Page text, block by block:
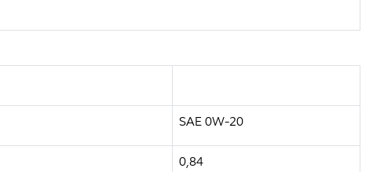
SAE 0W-20
0,84